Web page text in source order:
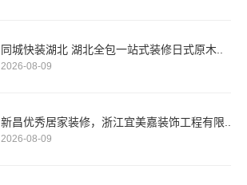
同城快装湖北 湖北全包一站式装修日式原木..
2026-08-09
新昌优秀居家装修，浙江宜美嘉装饰工程有限..
2026-08-09